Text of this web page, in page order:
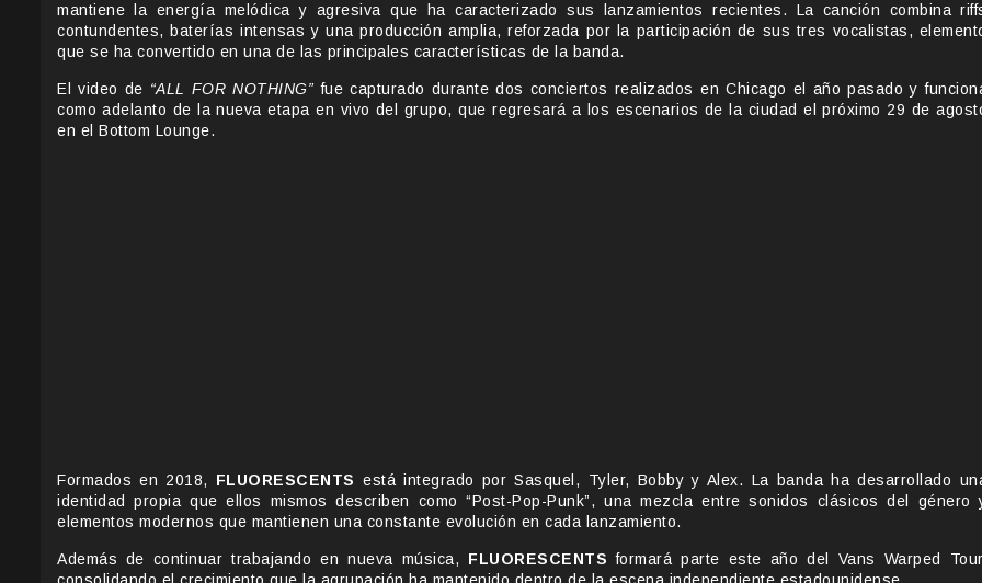
mantiene la energía melódica y agresiva que ha caracterizado sus lanzamientos recientes. La canción combina
contundentes, baterías intensas y una producción amplia, reforzada por la participación de sus tres vocalistas,
que se ha convertido en una de las principales características de la banda.
El video de “ALL FOR NOTHING” fue capturado durante dos conciertos realizados en Chicago el año pasado y
como adelanto de la nueva etapa en vivo del grupo, que regresará a los escenarios de la ciudad el próximo 29 de
en el Bottom Lounge.
Formados en 2018, FLUORESCENTS está integrado por Sasquel, Tyler, Bobby y Alex. La banda ha desarrollado
identidad propia que ellos mismos describen como “Post-Pop-Punk”, una mezcla entre sonidos clásicos del género
elementos modernos que mantienen una constante evolución en cada lanzamiento.
Además de continuar trabajando en nueva música, FLUORESCENTS formará parte este año del Vans Warped